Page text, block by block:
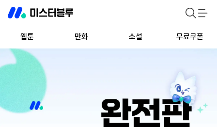
웹툰 만화 소설 무료쿠폰